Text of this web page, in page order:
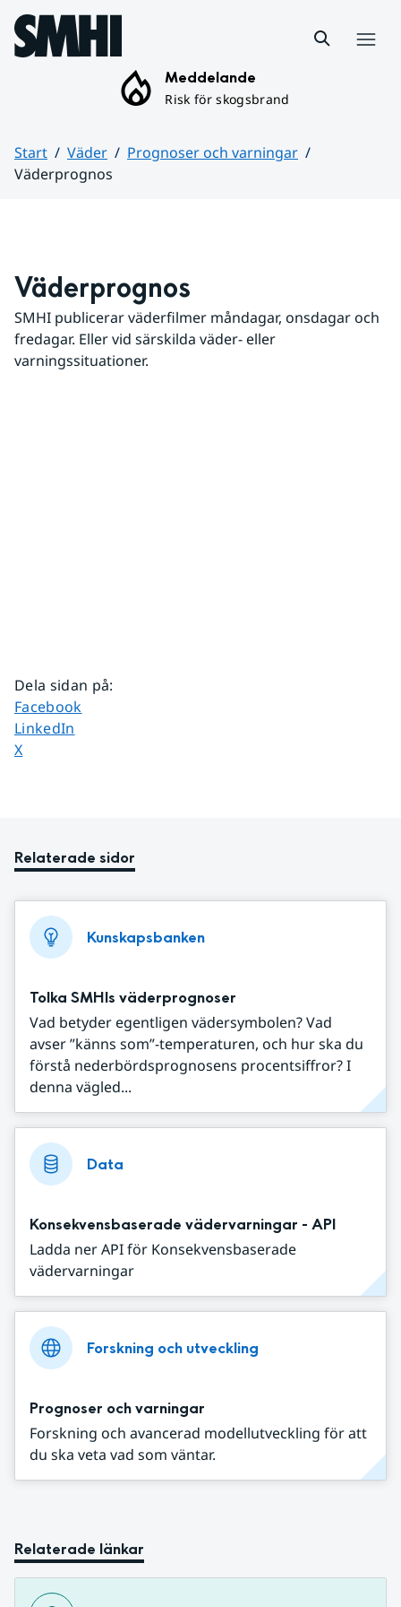
Hoppa till sidans innehåll
Meddelande
Risk för skogsbrand
Start Väder
Prognoser och varningar
Väderprognos
Väderprognos
SMHI publicerar väderfilmer måndagar, onsdagar och
fredagar. Eller vid särskilda väder- eller
varningssituationer.
Dela sidan på:
Dela sidan på
Facebook
Dela sidan på
LinkedIn
Dela sidan på
X
Relaterade sidor
Kunskapsbanken
Tolka SMHIs väderprognoser
Vad betyder egentligen vädersymbolen? Vad
avser ”känns som”-temperaturen, och hur ska du
förstå nederbördsprognosens procentsiffror? I
denna vägled...
Data
Konsekvensbaserade vädervarningar - API
Ladda ner API för Konsekvensbaserade
vädervarningar
Forskning och utveckling
Prognoser och varningar
Forskning och avancerad modellutveckling för att
du ska veta vad som väntar.
Relaterade länkar